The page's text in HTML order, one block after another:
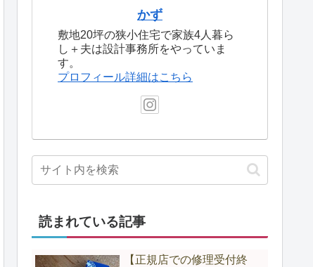
かず
敷地20坪の狭小住宅で家族4人暮ら
し＋夫は設計事務所をやっていま
す。
プロフィール詳細はこちら
読まれている記事
【正規店での修理受付終